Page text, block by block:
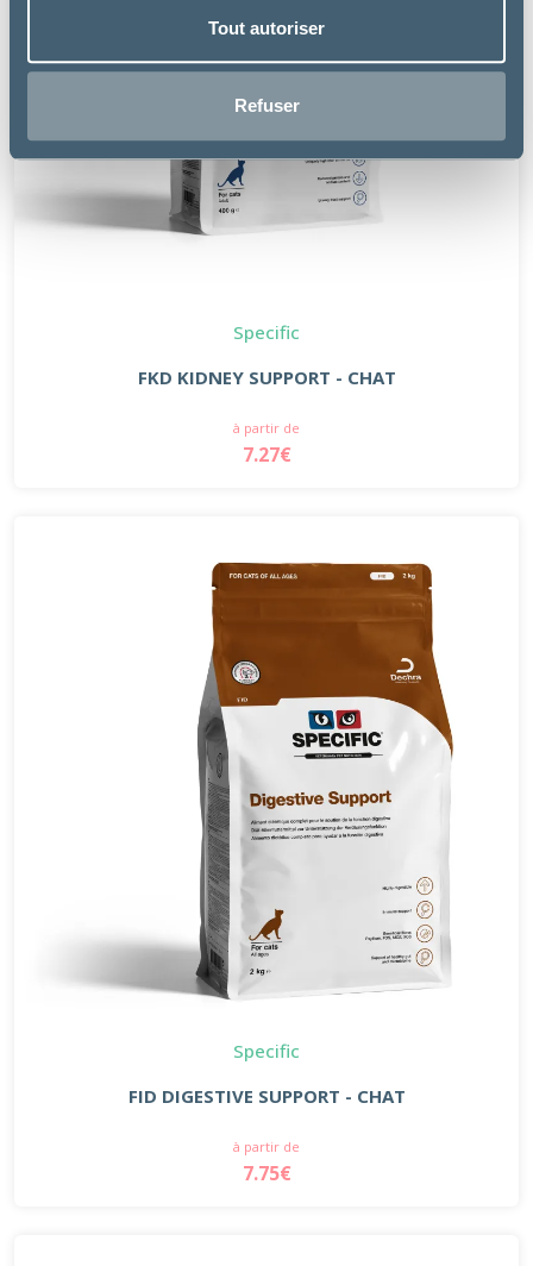
Tout autoriser
Refuser
Specific
FKD KIDNEY SUPPORT - CHAT
à partir de
7.27€
Specific
FID DIGESTIVE SUPPORT - CHAT
à partir de
7.75€